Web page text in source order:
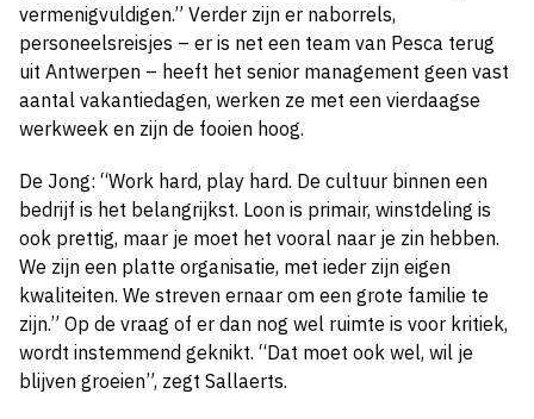
vermenigvuldigen.” Verder zijn er naborrels,
personeelsreisjes – er is net een team van Pesca terug
uit Antwerpen – heeft het senior management geen vast
aantal vakantiedagen, werken ze met een vierdaagse
werkweek en zijn de fooien hoog.
De Jong: “Work hard, play hard. De cultuur binnen een
bedrijf is het belangrijkst. Loon is primair, winstdeling is
ook prettig, maar je moet het vooral naar je zin hebben.
We zijn een platte organisatie, met ieder zijn eigen
kwaliteiten. We streven ernaar om een grote familie te
zijn.” Op de vraag of er dan nog wel ruimte is voor kritiek,
wordt instemmend geknikt. “Dat moet ook wel, wil je
blijven groeien”, zegt Sallaerts.